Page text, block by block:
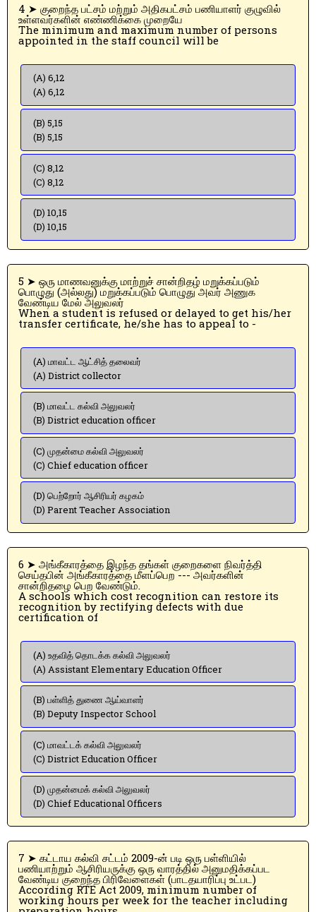
4 ➤ குறைந்த பட்சம் மற்றும் அதிகபட்சம் பணியாளர் குழுவில்
உள்ளவர்களின் எண்ணிக்கை முறையே
The minimum and maximum number of persons
appointed in the staff council will be
(A) 6,12
(A) 6,12
(B) 5,15
(B) 5,15
(C) 8,12
(C) 8,12
(D) 10,15
(D) 10,15
5 ➤ ஒரு மாணவனுக்கு மாற்றுச் சான்றிதழ் மறுக்கப்படும்
பொழுது (அல்லது) மறுக்கப்படும் பொழுது அவர் அணுக
வேண்டிய மேல் அலுவலர்
When a student is refused or delayed to get his/her
transfer certificate, he/she has to appeal to -
(A) மாவட்ட ஆட்சித் தலைவர்
(A) District collector
(B) மாவட்ட கல்வி அலுவலர்
(B) District education officer
(C) முதன்மை கல்வி அலுவலர்
(C) Chief education officer
(D) பெற்றோர் ஆசிரியர் கழகம்
(D) Parent Teacher Association
6 ➤ அங்கீகாரத்தை இழந்த தங்கள் குறைகளை நிவர்த்தி
செய்தபின் அங்கீகாரத்தை மீளப்பெற --- அவர்களின்
சான்றிதழை பெற வேண்டும்.
A schools which cost recognition can restore its
recognition by rectifying defects with due
certification of
(A) உதவித் தொடக்க கல்வி அலுவலர்
(A) Assistant Elementary Education Officer
(B) பள்ளித் துணை ஆய்வாளர்
(B) Deputy Inspector School
(C) மாவட்டக் கல்வி அலுவலர்
(C) District Education Officer
(D) முதன்மைக் கல்வி அலுவலர்
(D) Chief Educational Officers
7 ➤ கட்டாய கல்வி சட்டம் 2009-ன் படி ஒரு பள்ளியில்
பணியாற்றும் ஆசிரியருக்கு ஒரு வாரத்தில் அனுமதிக்கப்பட
வேண்டிய குறைந்த பிரிவேளைகள் (பாடதயாரிப்பு உட்பட)
According RTE Act 2009, minimum number of
working hours per week for the teacher including